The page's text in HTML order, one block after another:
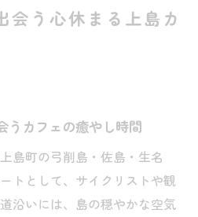
会う心休まる上島カ
うカフェの癒やし時間
島町の弓削島・佐島・生名
トとして、サイクリストや観
沿いには、島の穏やかな空気